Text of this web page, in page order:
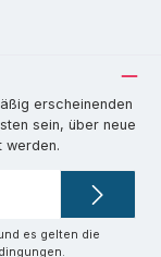
erscheinenden
sein, über neue
werden.
es gelten die
.